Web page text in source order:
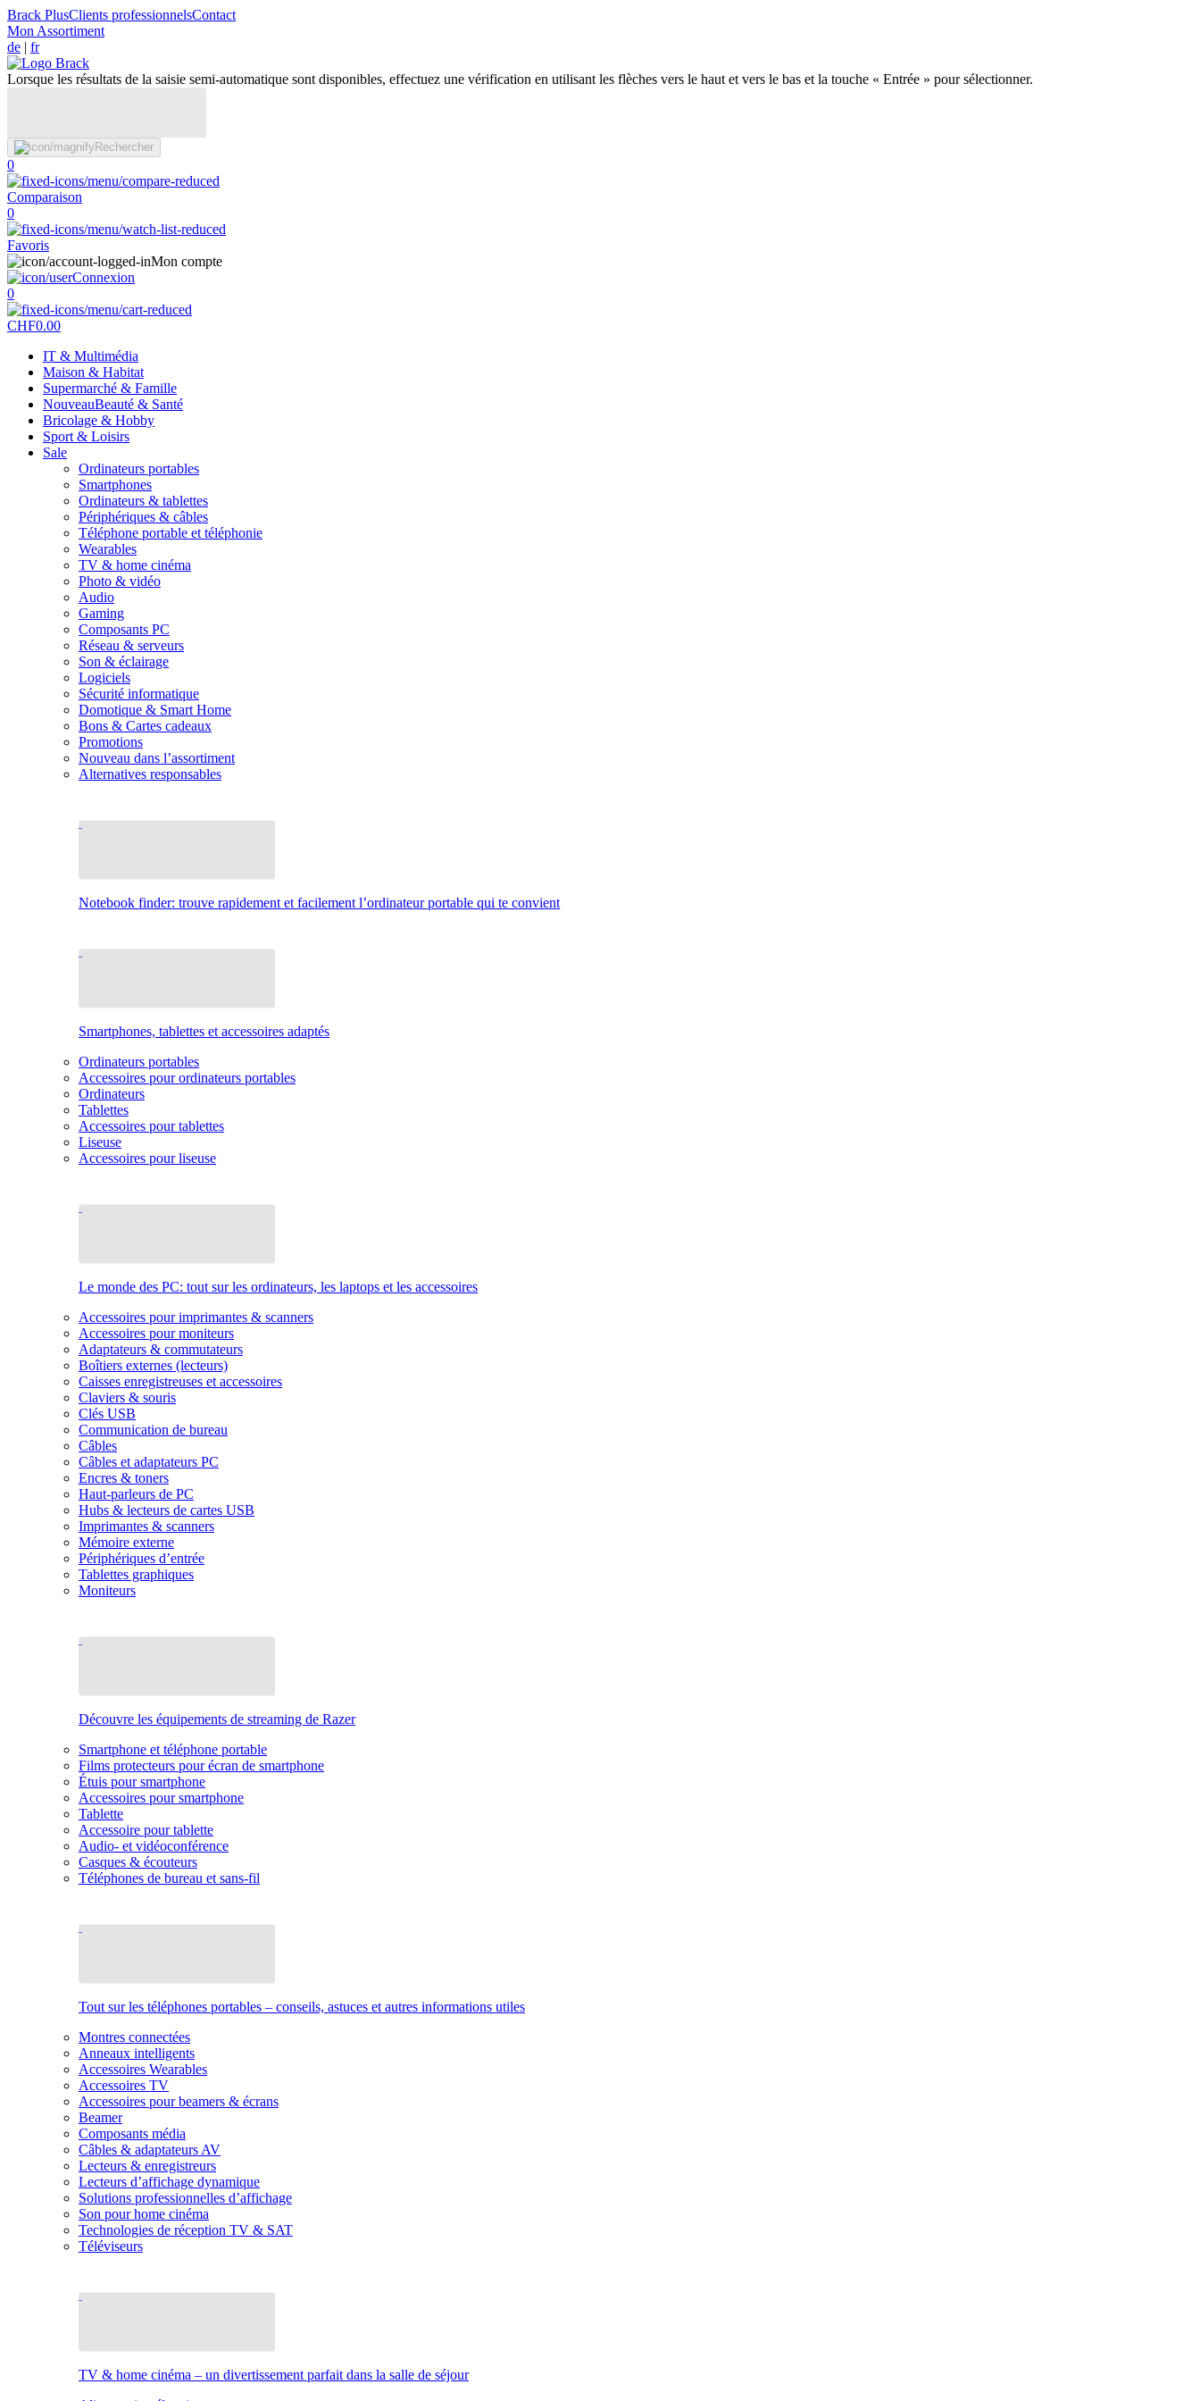
Brack PlusClients professionnelsContact
Mon Assortiment
de | fr
Lorsque les résultats de la saisie semi-automatique sont disponibles, effectuez une vérification en utilisant les flèches vers le haut et vers le bas et la touche « Entrée » pour sélectionner.
Rechercher
0
Comparaison
0
Favoris
Mon compte
Connexion
0
CHF0.00
IT & Multimédia
Maison & Habitat
Supermarché & Famille
NouveauBeauté & Santé
Bricolage & Hobby
Sport & Loisirs
Sale
Ordinateurs portables
Smartphones
Ordinateurs & tablettes
Périphériques & câbles
Téléphone portable et téléphonie
Wearables
TV & home cinéma
Photo & vidéo
Audio
Gaming
Composants PC
Réseau & serveurs
Son & éclairage
Logiciels
Sécurité informatique
Domotique & Smart Home
Bons & Cartes cadeaux
Promotions
Nouveau dans l’assortiment
Alternatives responsables
Notebook finder: trouve rapidement et facilement l’ordinateur portable qui te convient
Smartphones, tablettes et accessoires adaptés
Ordinateurs portables
Accessoires pour ordinateurs portables
Ordinateurs
Tablettes
Accessoires pour tablettes
Liseuse
Accessoires pour liseuse
Le monde des PC: tout sur les ordinateurs, les laptops et les accessoires
Accessoires pour imprimantes & scanners
Accessoires pour moniteurs
Adaptateurs & commutateurs
Boîtiers externes (lecteurs)
Caisses enregistreuses et accessoires
Claviers & souris
Clés USB
Communication de bureau
Câbles
Câbles et adaptateurs PC
Encres & toners
Haut-parleurs de PC
Hubs & lecteurs de cartes USB
Imprimantes & scanners
Mémoire externe
Périphériques d’entrée
Tablettes graphiques
Moniteurs
Découvre les équipements de streaming de Razer
Smartphone et téléphone portable
Films protecteurs pour écran de smartphone
Étuis pour smartphone
Accessoires pour smartphone
Tablette
Accessoire pour tablette
Audio- et vidéoconférence
Casques & écouteurs
Téléphones de bureau et sans-fil
Tout sur les téléphones portables – conseils, astuces et autres informations utiles
Montres connectées
Anneaux intelligents
Accessoires Wearables
Accessoires TV
Accessoires pour beamers & écrans
Beamer
Composants média
Câbles & adaptateurs AV
Lecteurs & enregistreurs
Lecteurs d’affichage dynamique
Solutions professionnelles d’affichage
Son pour home cinéma
Technologies de réception TV & SAT
Téléviseurs
TV & home cinéma – un divertissement parfait dans la salle de séjour